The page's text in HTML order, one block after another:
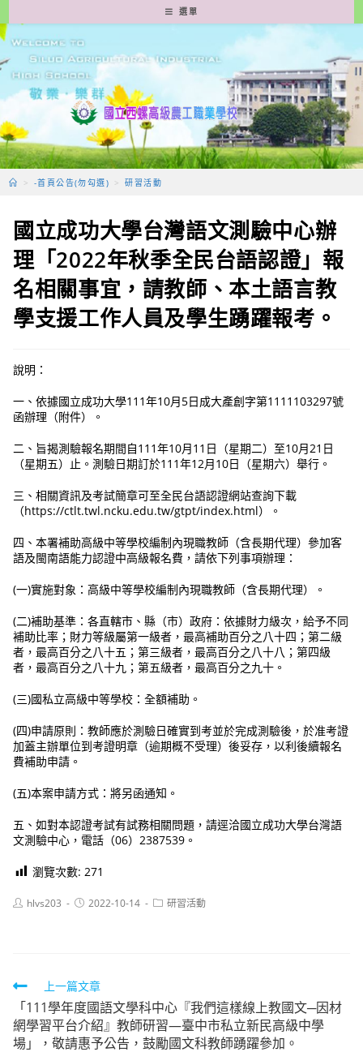
轉
至
要
容
選單
> -首頁公告(勿勾選) > 研習活動
國立成功大學台灣語文測驗中心辦
理「2022年秋季全民台語認證」報
名相關事宜，請教師、本土語言教
學支援工作人員及學生踴躍報考。
說明：
一、依據國立成功大學111年10月5日成大產創字第1111103297號
函辦理（附件）。
二、旨揭測驗報名期間自111年10月11日（星期二）至10月21日
（星期五）止。測驗日期訂於111年12月10日（星期六）舉行。
三、相關資訊及考試簡章可至全民台語認證網站查詢下載
（https://ctlt.twl.ncku.edu.tw/gtpt/index.html）。
四、本署補助高級中等學校編制內現職教師（含長期代理）參加客
語及閩南語能力認證中高級報名費，請依下列事項辦理：
(一)實施對象：高級中等學校編制內現職教師（含長期代理）。
(二)補助基準：各直轄市、縣（市）政府：依據財力級次，給予不同
補助比率；財力等級屬第一級者，最高補助百分之八十四；第二級
者，最高百分之八十五；第三級者，最高百分之八十八；第四級
者，最高百分之八十九；第五級者，最高百分之九十。
(三)國私立高級中等學校：全額補助。
(四)申請原則：教師應於測驗日確實到考並於完成測驗後，於准考證
加蓋主辦單位到考證明章（逾期概不受理）後妥存，以利後續報名
費補助申請。
(五)本案申請方式：將另函通知。
五、如對本認證考試有試務相關問題，請逕洽國立成功大學台灣語
文測驗中心，電話（06）2387539。
瀏覽次數: 271
Posthlvs203
Post2022-10-14
Post研習活動
Read
more
articles
上一篇文章
「111學年度國語文學科中心『我們這樣線上教國文─因材
網學習平台介紹』教師研習—臺中市私立新民高級中學
場」，敬請惠予公告，鼓勵國文科教師踴躍參加。